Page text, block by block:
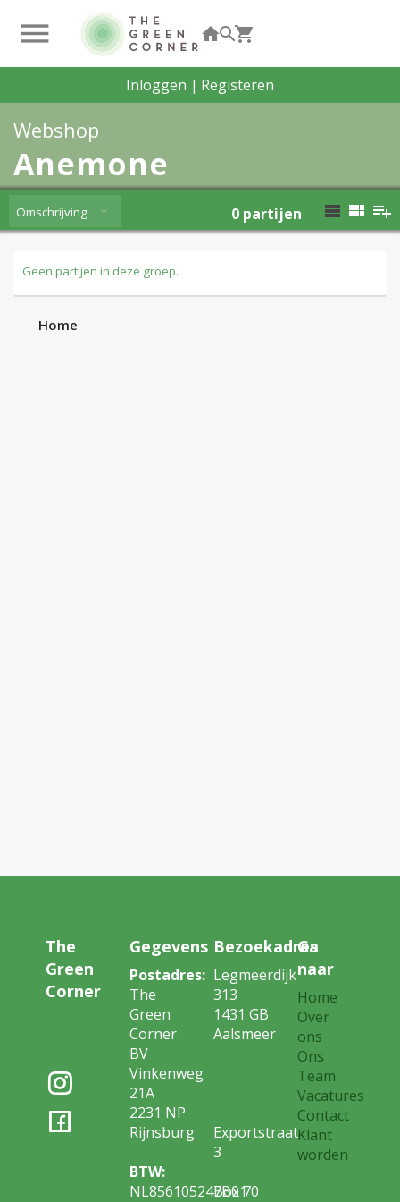
Inloggen | Registeren
Webshop
Anemone
Omschrijving 0 partijen
Geen partijen in deze groep.
Home
The
Green
Corner
Gegevens
Postadres:
The
Green
Corner
BV
Vinkenweg
21A
2231 NP
Rijnsburg
BTW:
NL856105247B01
Bezoekadres
Legmeerdijk
313
1431 GB
Aalsmeer
Exportstraat
3
Box 70
Ga
naar
Home
Over
ons
Ons
Team
Vacatures
Contact
Klant
worden